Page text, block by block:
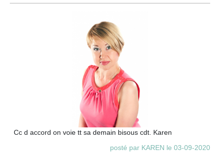
Cc d accord on voie tt sa demain bisous cdt. Karen
posté par KAREN le 03-09-2020